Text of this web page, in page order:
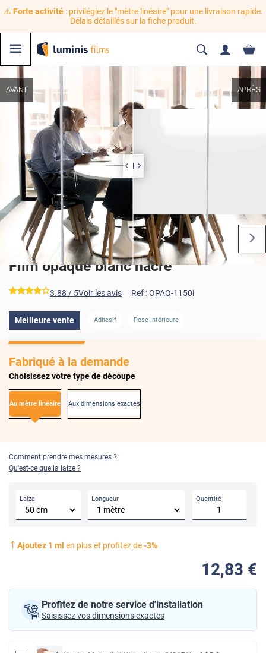
⚠️ Forte activité: privilégiez le "mètre linéaire" pour une livraison rapide.
Délais détaillés sur la fiche produit.
AVANT APRÈS
Film opaque blanc nacré
*****3.88 / 5Voir les avis Ref :OPAQ-1150i
Meilleure vente Adhesif Pose Intérieure
Fabriqué à la demande
Choisissez votre type de découpe
Au mètre linéaire Aux dimensions exactes
Comment prendre mes mesures ?
Qu'est-ce que la laize ?
Laize Longueur Quantité
Ajoutez 1 ml en plus et profitez de-3%
12,83 €
Profitez de notre service d'installation
Saisissez vos dimensions exactes